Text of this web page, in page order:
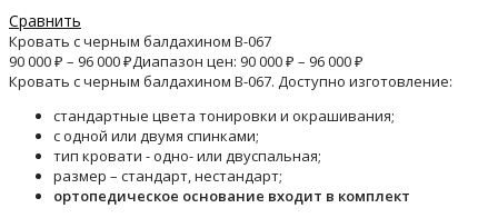
Сравнить
Кровать с черным балдахином B-067
90 000₽ – 96 000₽Диапазон цен: 90 000 ₽ – 96 000 ₽
Кровать с черным балдахином B-067. Доступно изготовление:
стандартные цвета тонировки и окрашивания;
с одной или двумя спинками;
тип кровати - одно- или двуспальная;
размер – стандарт, нестандарт;
ортопедическое основание входит в комплект